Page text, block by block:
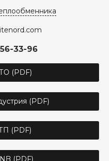
33-96
(PDF)
(PDF)
(PDF)
(PDF)